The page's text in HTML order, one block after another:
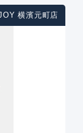
横濱元町店